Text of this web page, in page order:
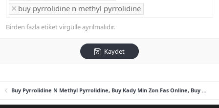
buy pyrrolidine n methyl pyrrolidine
Birden fazla etiket virgülle ayrılmalıdır.
Kaydet
Buy Pyrrolidine N Methyl Pyrrolidine, Buy Kady Min Zon Fas Online, Buy Benzyl Methyl Ketone (B-M-K), Buy Gamma Butyrolactone (GBL) Online